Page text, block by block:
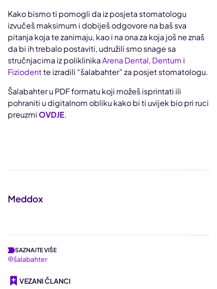
Kako bismo ti pomogli da iz posjeta stomatologu
izvučeš maksimum i dobiješ odgovore na baš sva
pitanja koja te zanimaju, kao i na ona za koja još ne znaš
da bi ih trebalo postaviti, udružili smo snage sa
stručnjacima iz poliklinikaArena Dental, Dentum i
Fiziodentte izradili “šalabahter” za posjet stomatologu.
Šalabahter u PDF formatu koji možeš isprintati ili
pohraniti u digitalnom obliku kako bi ti uvijek bio pri ruci
preuzmiOVDJE.
Meddox
SAZNAJTE VIŠE
šalabahter
VEZANI ČLANCI